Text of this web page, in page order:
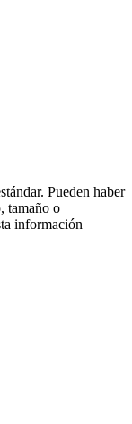
Pueden haber
tamaño o
información